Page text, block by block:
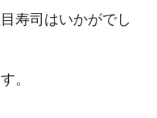
寿司はいかがでし
。